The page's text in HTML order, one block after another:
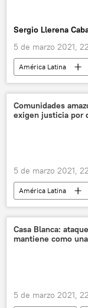
Sergio Llerena
5 de marzo 2021,
América Latina
xenofobia
Comunidades
exigen justicia por
5 de marzo 2021,
América Latina
indígenas
Casa Blanca:
mantiene como
5 de marzo 2021,